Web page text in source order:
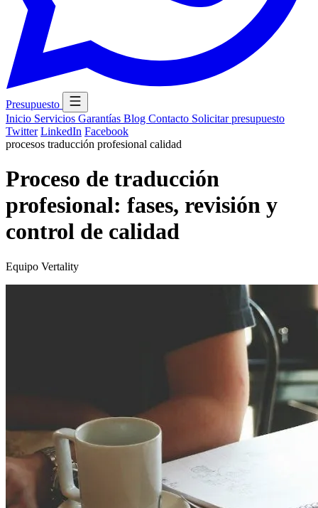
Presupuesto
Inicio Servicios Garantías Blog Contacto Solicitar presupuesto
Twitter LinkedIn Facebook
procesos traducción profesional calidad
Proceso de traducción
profesional: fases, revisión y
control de calidad
Equipo Vertality